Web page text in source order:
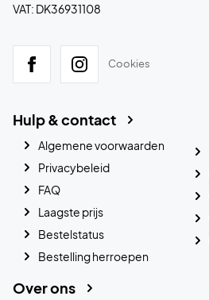
VAT: DK36931108
Cookies
Hulp & contact
Algemene voorwaarden
Privacybeleid
FAQ
Laagste prijs
Bestelstatus
Bestelling herroepen
Over ons